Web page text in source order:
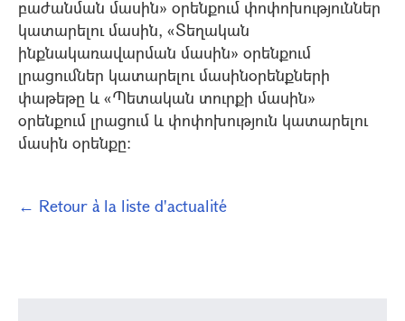
բաժանման մասին» օրենքում փոփոխություններ
կատարելու մասին, «Տեղական
ինքնակառավարման մասին» օրենքում
լրացումներ կատարելու մասինօրենքների
փաթեթը և «Պետական տուրքի մասին»
օրենքում լրացում և փոփոխություն կատարելու
մասին օրենքը:
← Retour à la liste d'actualité